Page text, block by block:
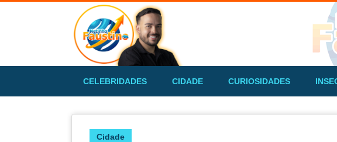
CELEBRIDADES CIDADE CURIOSIDADES
Cidade